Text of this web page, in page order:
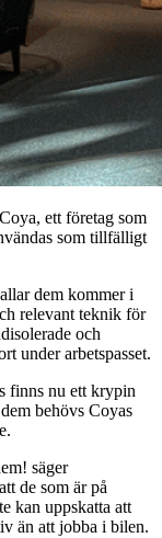
som tillfälligt
dem kommer i
relevant teknik för
och
under arbetspasset.
finns nu ett krypin
behövs Coyas
säger
de som är på
kan uppskatta att
än att jobba i bilen.